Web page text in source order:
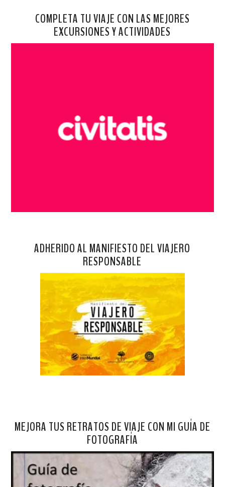
COMPLETA TU VIAJE CON LAS MEJORES
EXCURSIONES Y ACTIVIDADES
ADHERIDO AL MANIFIESTO DEL VIAJERO
RESPONSABLE
MEJORA TUS RETRATOS DE VIAJE CON MI GUÍA DE
FOTOGRAFÍA